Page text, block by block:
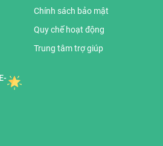
Chính sách bảo mật
Quy chế hoạt động
Trung tâm trợ giúp